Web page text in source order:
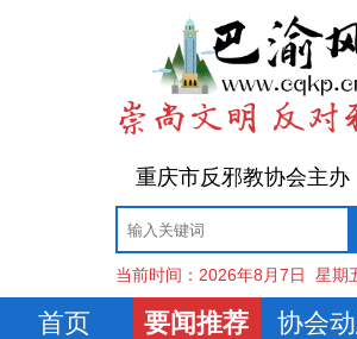
重庆市反邪教协会主办
当前时间： 2026年8月7日 星期
首页 要闻推荐 协会